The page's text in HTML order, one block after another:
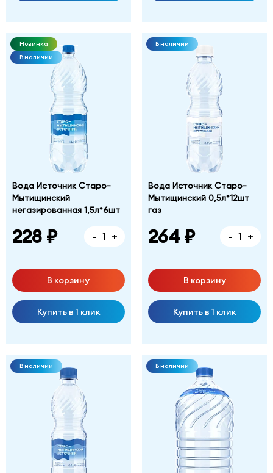
Новинка
В наличии
Вода Источник Старо-
Мытищинский
негазированная 1,5л*6шт
228 ₽ - +
В корзину
Купить в 1 клик
В наличии
Вода Источник Старо-
Мытищинский 0,5л*12шт
газ
264 ₽ - +
В корзину
Купить в 1 клик
В наличии В наличии